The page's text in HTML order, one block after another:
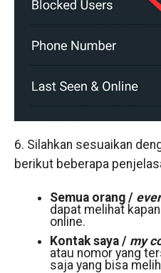
6. Silahkan sesuaikan
berikut beberapa
Semua orang /
dapat melihat
online.
Kontak saya / my
atau nomor yang
saja yang bisa